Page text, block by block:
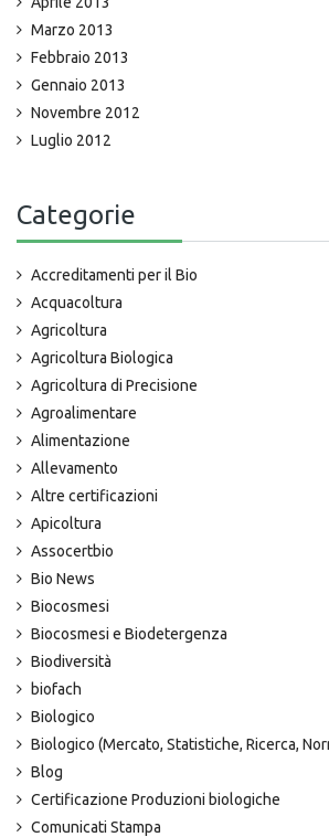
Marzo 2013
Febbraio 2013
Gennaio 2013
Novembre 2012
Luglio 2012
Categorie
Accreditamenti per il Bio
Acquacoltura
Agricoltura
Agricoltura Biologica
Agricoltura di Precisione
Agroalimentare
Alimentazione
Allevamento
Altre certificazioni
Apicoltura
Assocertbio
Bio News
Biocosmesi
Biocosmesi e Biodetergenza
Biodiversità
biofach
Biologico
Biologico (Mercato, Statistiche, Ricerca,
Blog
Certificazione Produzioni biologiche
Comunicati Stampa